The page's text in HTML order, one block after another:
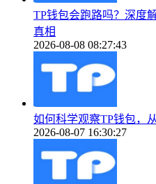
TP钱包会跑路吗？深度
真相
2026-08-08 08:27:43
如何科学观察TP钱包，
2026-08-07 16:30:27